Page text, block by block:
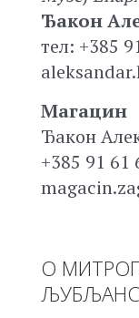
Ђакон
тел: +385
Магацин
Ђакон
+385 91 61
О